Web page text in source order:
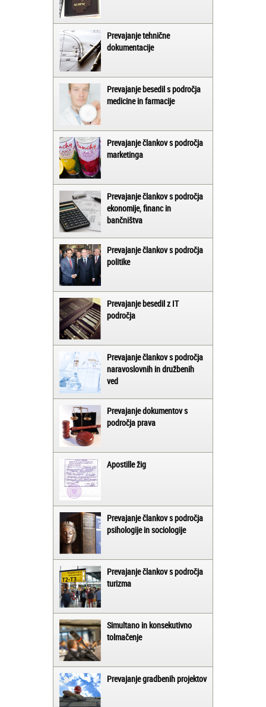
Prevajanje tehnične
dokumentacije
Prevajanje besedil s področja
medicine in farmacije
Prevajanje člankov s področja
marketinga
Prevajanje člankov s področja
ekonomije, financ in
bančništva
Prevajanje člankov s področja
politike
Prevajanje besedil z IT
področja
Prevajanje člankov s področja
naravoslovnih in družbenih
ved
Prevajanje dokumentov s
področja prava
Apostille žig
Prevajanje člankov s področja
psihologije in sociologije
Prevajanje člankov s področja
turizma
Simultano in konsekutivno
tolmačenje
Prevajanje gradbenih projektov